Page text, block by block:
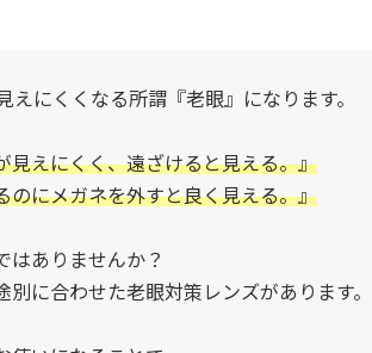
にくくなる所謂『老眼』になります。
見えにくく、遠ざけると見える。』
のにメガネを外すと良く見える。』
はありませんか？
に合わせた老眼対策レンズがあります。